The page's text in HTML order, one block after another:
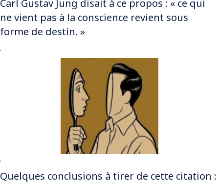
Carl Gustav Jung disait à ce propos : « ce qui
ne vient pas à la conscience revient sous
forme de destin. »
.
.
Quelques conclusions à tirer de cette citation :